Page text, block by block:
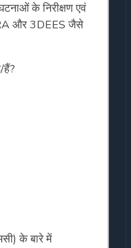
के निरीक्षण एवं
और 3DEES जैसे
हैं?
के बारे में